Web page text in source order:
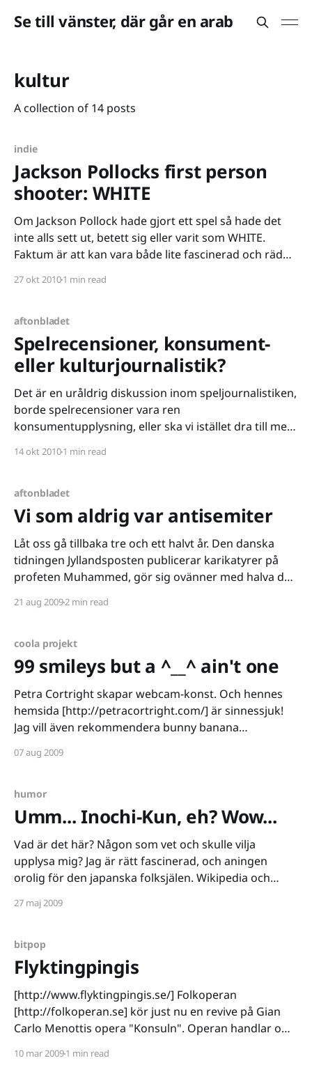
Se till vänster, där går en arab
kultur
A collection of 14 posts
indie
Jackson Pollocks first person
shooter: WHITE
Om Jackson Pollock hade gjort ett spel så hade det
inte alls sett ut, betett sig eller varit som WHITE.
Faktum är att kan vara både lite fascinerad och rädd
händer i spelform. WHITE är dock ett spel som
27 okt 20101 min read
aftonbladet
Spelrecensioner, konsument-
eller kulturjournalistik?
Det är en uråldrig diskussion inom speljournalistiken,
borde spelrecensioner vara ren
konsumentupplysning, eller ska vi istället dra till med
faktiskt aldrig någon debatt inom spelmedia - efter
[http://gillen.cream.org/wordpress_html/?page_id=3]
intåg var det givet bland Sveriges spelredaktörer
14 okt 20101 min read
aftonbladet
Vi som aldrig var antisemiter
Låt oss gå tillbaka tre och ett halvt år. Den danska
tidningen Jyllandsposten publicerar karikatyrer på
profeten Muhammed, gör sig ovänner med halva den
världen i stort där försvaret av pressfriheten står i
ber om
21 aug 20092 min read
coola projekt
99 smileys but a ^__^ ain't one
Petra Cortright skapar webcam-konst. Och hennes
hemsida [http://petracortright.com/] är sinnessjuk!
Jag vill även rekommendera bunny banana
banana.html].
07 aug 2009
humor
Umm... Inochi-Kun, eh? Wow...
Vad är det här? Någon som vet och skulle vilja
upplysa mig? Jag är rätt fascinerad, och aningen
orolig för den japanska folksjälen. Wikipedia och
liv. Och kun står för "unge herrn", på ett ungefär, helt
27 maj 2009
bitpop
Flyktingpingis
[http://www.flyktingpingis.se/] Folkoperan
[http://folkoperan.se] kör just nu en revive på Gian
Carlo Menottis opera "Konsuln". Operan handlar om
uppdaterade versionen som just nu spelas får vi följa
10 mar 20091 min read